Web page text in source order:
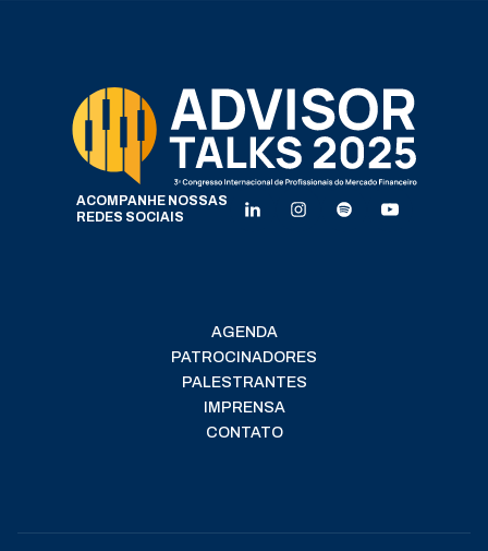
ACOMPANHE NOSSAS
REDES SOCIAIS
AGENDA
PATROCINADORES
PALESTRANTES
IMPRENSA
CONTATO